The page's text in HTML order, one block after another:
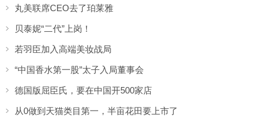
丸美联席CEO去了珀莱雅
贝泰妮“二代”上岗！
若羽臣加入高端美妆战局
“中国香水第一股”太子入局董事会
德国版屈臣氏，要在中国开500家店
从0做到天猫类目第一，半亩花田要上市了